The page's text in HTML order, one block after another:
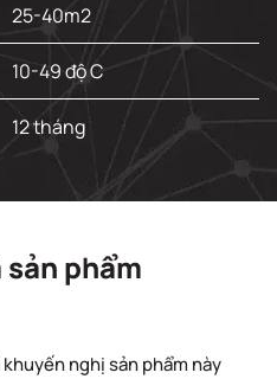
25-40m2
10-49 độ C
12 tháng
phẩm
nghị sản phẩm này